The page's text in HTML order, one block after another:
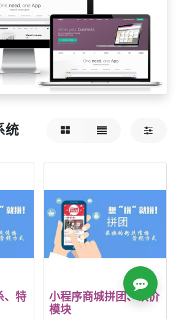
统
、特
小程序商城拼团、砍价
模块